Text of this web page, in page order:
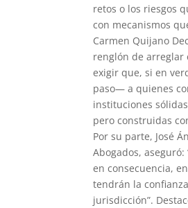
retos o los riesgos
con mecanismos
Carmen Quijano
renglón de arreglar
exigir que, si en
paso— a quienes
instituciones
pero construidas
Por su parte, José
Abogados,
en consecuencia,
tendrán la
jurisdicción”.